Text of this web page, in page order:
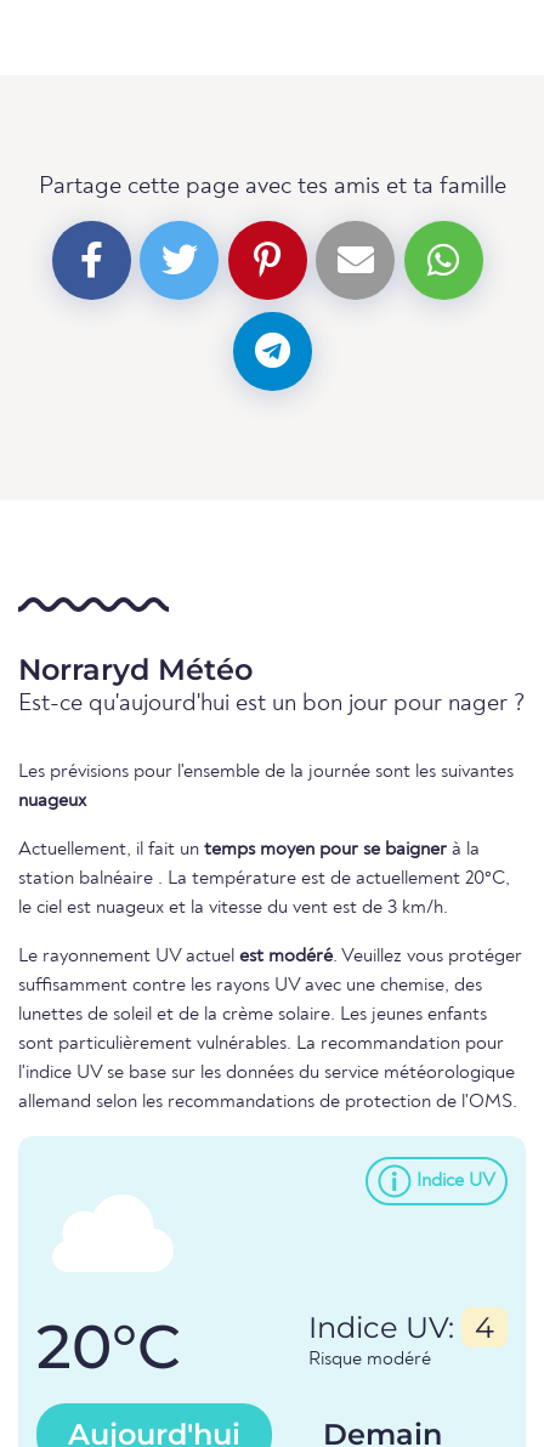
Partage cette page avec tes amis et ta famille
Norraryd Météo
Est-ce qu'aujourd'hui est un bon jour pour nager ?
Les prévisions pour l'ensemble de la journée sont les suivantes
nuageux
Actuellement, il fait un temps moyen pour se baigner à la
station balnéaire . La température est de actuellement 20°C,
le ciel est nuageux et la vitesse du vent est de 3 km/h.
Le rayonnement UV actuel est modéré. Veuillez vous protéger
suffisamment contre les rayons UV avec une chemise, des
lunettes de soleil et de la crème solaire. Les jeunes enfants
sont particulièrement vulnérables. La recommandation pour
l'indice UV se base sur les données du service météorologique
allemand selon les recommandations de protection de l'OMS.
Indice UV
20°C Indice UV: 4
Risque modéré
Aujourd'hui Demain